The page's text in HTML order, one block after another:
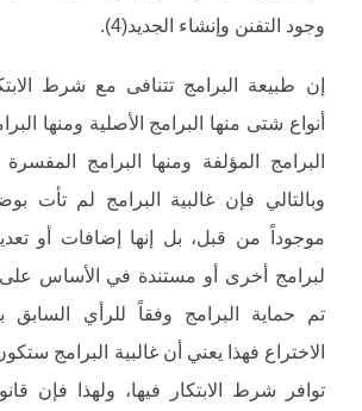
وجود التفنن وإنشاء الجديد(4).
إن طبيعة البرامج تتنافى مع شرط
أنواع شتى منها البرامج الأصلية ومنها
البرامج المؤلفة ومنها البرامج
وبالتالي فإن غالبية البرامج لم تأت
موجوداً من قبل، بل إنها إضافات أو
لبرامج أخرى أو مستندة في الأساس على
تم حماية البرامج وفقاً للرأي السابق
الاختراع فهذا يعني أن غالبية البرامج
توافر شرط الابتكار فيها، ولهذا فإن